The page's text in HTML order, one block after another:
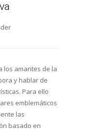
los amantes de la
y hablar de
Para ello
emblemáticos
las
basado en